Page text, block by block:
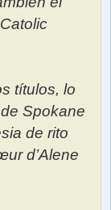
títulos, lo
Spokane
de rito
d’Alene